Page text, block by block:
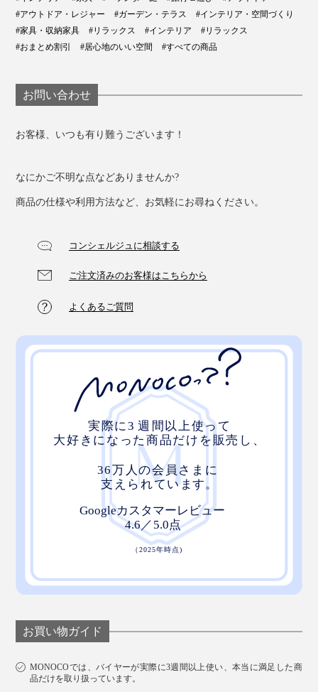
る心地よさを体験してください。
#アウトドア・レジャー
#ガーデン・テラス
#インテリア・空間づくり
#家具・収納家具
#リラックス #インテリア
#リラックス
#おまとめ割引
#居心地のいい空間 #すべての商品
お問い合わせ
お客様、いつも有り難うございます！
なにかご不明な点などありませんか?
商品の仕様や利用方法など、お気軽にお尋ねください。
コンシェルジュに相談する
ご注文済みのお客様はこちらから
よくあるご質問
お買い物ガイド
MONOCOでは、バイヤーが実際に3週間以上使い、本当に満足した商
品だけを取り扱っています。